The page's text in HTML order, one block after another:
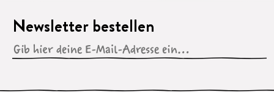
Newsletter bestellen